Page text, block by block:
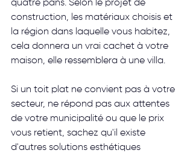
quatre pans. Selon le projet de
construction, les matériaux choisis et
la région dans laquelle vous habitez,
cela donnera un vrai cachet à votre
maison, elle ressemblera à une villa.
Si un toit plat ne convient pas à votre
secteur, ne répond pas aux attentes
de votre municipalité ou que le prix
vous retient, sachez qu'il existe
d'autres solutions esthétiques